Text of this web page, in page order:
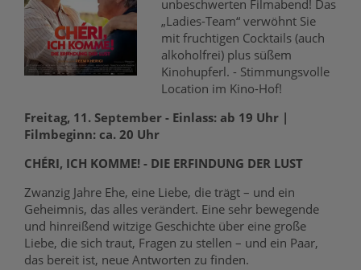
unbeschwerten Filmabend! Das
„Ladies-Team“ verwöhnt Sie
mit fruchtigen Cocktails (auch
alkoholfrei) plus süßem
Kinohupferl. - Stimmungsvolle
Location im Kino-Hof!
Freitag, 11. September - Einlass: ab 19 Uhr |
Filmbeginn: ca. 20 Uhr
CHÉRI, ICH KOMME! - DIE ERFINDUNG DER LUST
Zwanzig Jahre Ehe, eine Liebe, die trägt – und ein
Geheimnis, das alles verändert. Eine sehr bewegende
und hinreißend witzige Geschichte über eine große
Liebe, die sich traut, Fragen zu stellen – und ein Paar,
das bereit ist, neue Antworten zu finden.